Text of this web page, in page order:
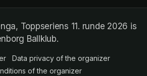
Toppseriens 11. runde 2026 is
Ballklub.
(opens in a new tab)
Data privacy of the organizer
of the organizer